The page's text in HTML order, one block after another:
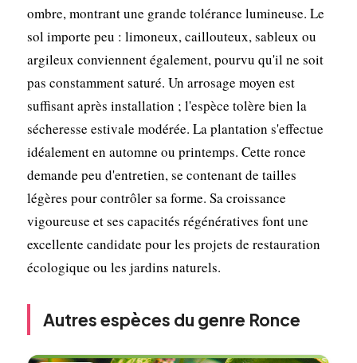
ombre, montrant une grande tolérance lumineuse. Le
sol importe peu : limoneux, caillouteux, sableux ou
argileux conviennent également, pourvu qu'il ne soit
pas constamment saturé. Un arrosage moyen est
suffisant après installation ; l'espèce tolère bien la
sécheresse estivale modérée. La plantation s'effectue
idéalement en automne ou printemps. Cette ronce
demande peu d'entretien, se contenant de tailles
légères pour contrôler sa forme. Sa croissance
vigoureuse et ses capacités régénératives font une
excellente candidate pour les projets de restauration
écologique ou les jardins naturels.
Autres espèces du genre Ronce